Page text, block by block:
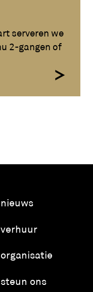
serveren we
2-gangen of
nieuws
verhuur
organisatie
steun ons